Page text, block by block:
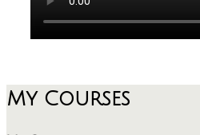
My Courses